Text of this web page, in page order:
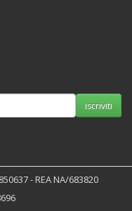
iscriviti
- REA NA/683820